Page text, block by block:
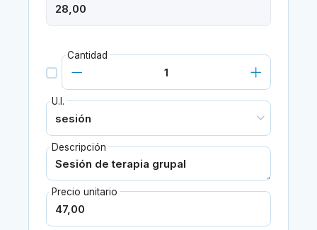
Cantidad
U.I.
Descripción
Precio unitario